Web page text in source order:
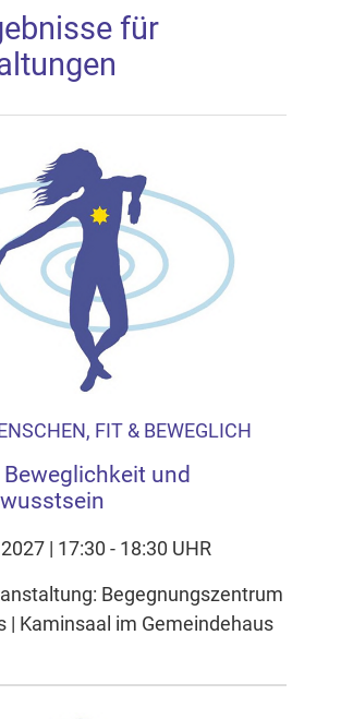
der Karte akzeptieren Sie, dass die
Maps beim Aktivieren von
auf Ihrem Gerät setzt, z.B. zwecks
und profilbasierter Werbung.
Datenschutzerklärung
Sie Ihre Cookie-
anpassen
für
FIT & BEWEGLICH
und
| 17:30 - 18:30 UHR
Begegnungszentrum
| Kaminsaal im Gemeindehaus